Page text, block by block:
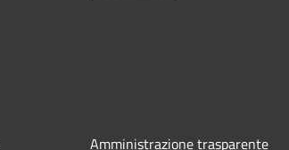
Amministrazione trasparente